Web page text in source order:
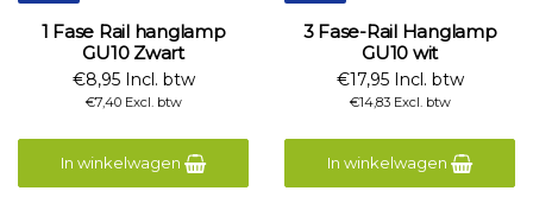
1 Fase Rail hanglamp
GU10 Zwart
€8,95 Incl. btw
€7,40 Excl. btw
In winkelwagen
3 Fase-Rail Hanglamp
GU10 wit
€17,95 Incl. btw
€14,83 Excl. btw
In winkelwagen